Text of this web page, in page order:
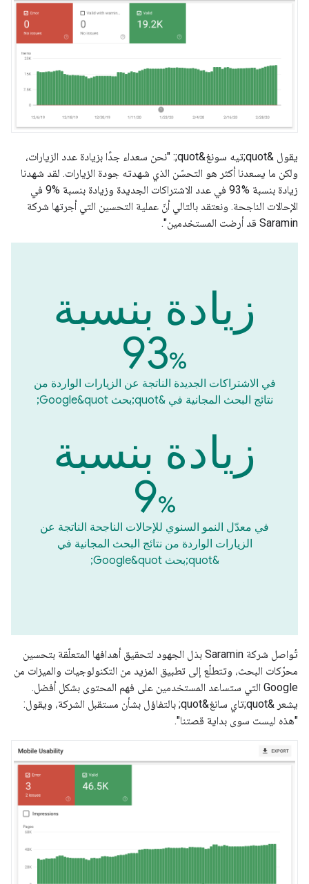
يقول &quot;تيه سونغ&quot;: "نحن سعداء جدًا بزيادة عدد الزيارات،
ولكن ما يسعدنا أكثر هو التحسّن الذي شهدته جودة الزيارات. لقد شهدنا
زيادة بنسبة ‎93% في عدد الاشتراكات الجديدة وزيادة بنسبة ‎9% في
الإحالات الناجحة. ونعتقد بالتالي أنّ عملية التحسين التي أجرتها شركة
Saramin قد أرضت المستخدمين".
زيادة بنسبة
%
93
في الاشتراكات الجديدة الناتجة عن الزيارات الواردة من
نتائج البحث المجانية في &quot;بحث Google&quot;
زيادة بنسبة
%
9
في معدّل النمو السنوي للإحالات الناجحة الناتجة عن
الزيارات الواردة من نتائج البحث المجانية في
&quot;بحث Google&quot;
تُواصل شركة Saramin بذل الجهود لتحقيق أهدافها المتعلّقة بتحسين
محرّكات البحث، وتتطلّع إلى تطبيق المزيد من التكنولوجيات والميزات من
Google التي ستساعد المستخدمين على فهم المحتوى بشكل أفضل.
يشعر &quot;تاي سانغ&quot; بالتفاؤل بشأن مستقبل الشركة، ويقول:
"هذه ليست سوى بداية قصتنا".